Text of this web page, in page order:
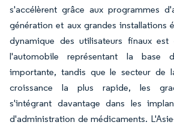
s'accélèrent grâce aux programmes
génération et aux grandes installations
dynamique des utilisateurs finaux est
l'automobile représentant la base
importante, tandis que le secteur de
croissance la plus rapide, les
s'intégrant davantage dans les
d'administration de médicaments.